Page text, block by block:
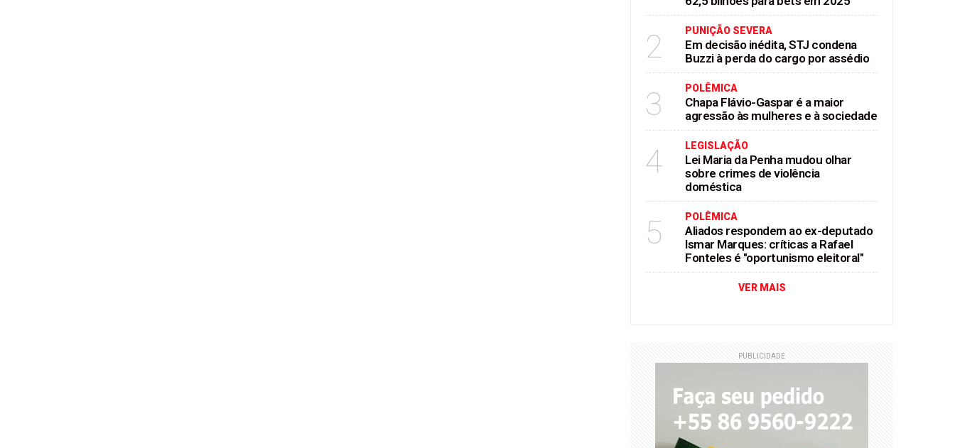
2 PUNIÇÃO SEVERA
Em decisão inédita, STJ condena
Buzzi à perda do cargo por assédio
3 POLÊMICA
Chapa Flávio-Gaspar é a maior
agressão às mulheres e à sociedade
4 LEGISLAÇÃO
Lei Maria da Penha mudou olhar
sobre crimes de violência
doméstica
5 POLÊMICA
Aliados respondem ao ex-deputado
Ismar Marques: críticas a Rafael
Fonteles é "oportunismo eleitoral"
VER MAIS
PUBLICIDADE